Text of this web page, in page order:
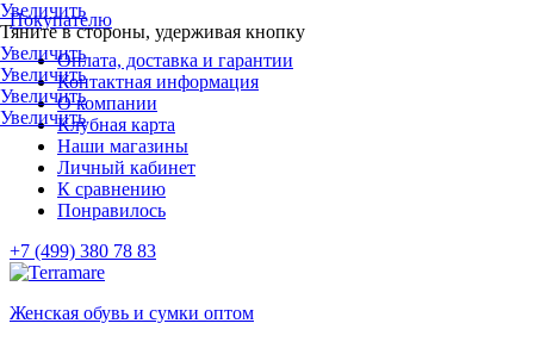
Покупателю
Оплата, доставка и гарантии
Контактная информация
О компании
Клубная карта
Наши магазины
Личный кабинет
К сравнению
Понравилось
+7 (499) 380 78 83
Женская обувь и сумки оптом
Увеличить
Тяните в стороны, удерживая кнопку
Увеличить
Увеличить
Увеличить
Увеличить